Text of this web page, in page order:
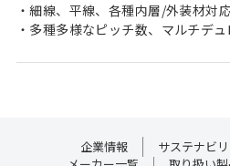
・細線、平線、各種内層/外装材対
・多種多様なピッチ数、マルチデ
【無補強チューブ】
企業情報 サステナビリ